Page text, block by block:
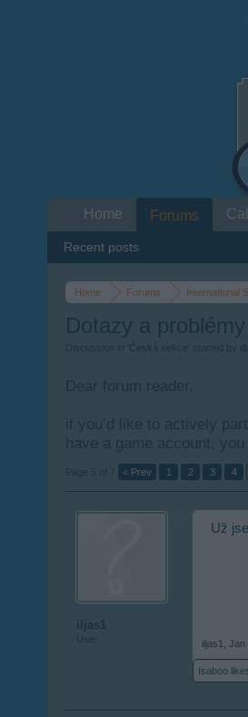
Home Forums International
Dotazy a
Discussion in ' Česká sekce ' started by
Dear forum reader,
if you’d like to actively
have a game account,
Page 5 of 7 < Prev 1 2 3 4
iljas1
User
Už
iljas1 Jan
Isaboo
Home Forums
Recent posts